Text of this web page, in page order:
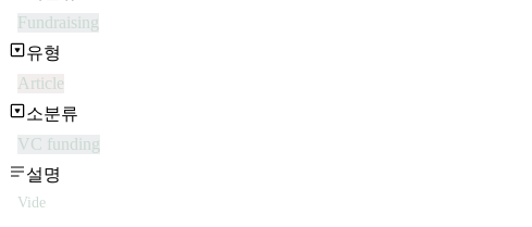
Fundraising
유형
Article
소분류
VC funding
설명
Vide